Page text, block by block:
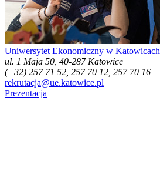
Uniwersytet Ekonomiczny w Katowicach
ul. 1 Maja 50, 40-287 Katowice
(+32) 257 71 52, 257 70 12, 257 70 16
rekrutacja@ue.katowice.pl
Prezentacja